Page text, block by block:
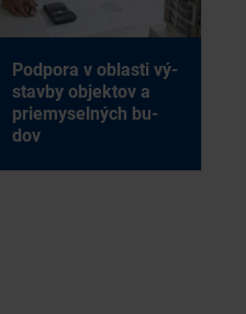
Pod­po­ra v ob­las­ti vý­
stav­by ob­jek­tov a
prie­my­sel­ných bu­
dov